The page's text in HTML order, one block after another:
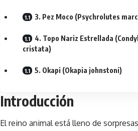
3. Pez Moco (Psychrolutes
4. Topo Nariz Estrellada
cristata)
5. Okapi (Okapia johnstoni)
Introducción
El reino animalestá lleno de